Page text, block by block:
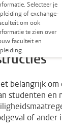
Selecteer je
of exchange-
om ook
te zien over
faculteit en
belangrijk om
studenten en
of ander